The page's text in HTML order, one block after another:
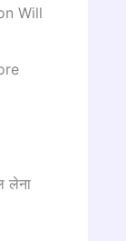
Will
लेना